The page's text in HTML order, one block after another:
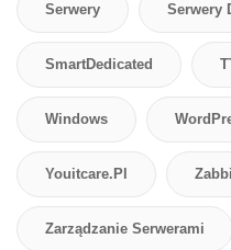
Serwery Serwery
SmartDedicated
Windows
Youitcare.pl
Zarządzanie Serwerami